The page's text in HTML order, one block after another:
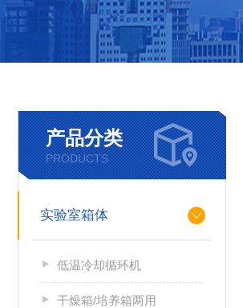
产品分类
PRODUCTS
实验室箱体
低温冷却循环机
干燥箱/培养箱两用